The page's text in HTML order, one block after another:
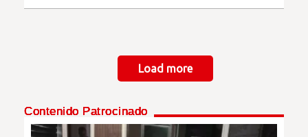
Load more
Contenido Patrocinado